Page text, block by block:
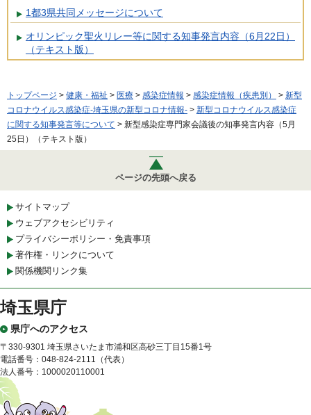
1都3県共同メッセージについて
オリンピック聖火リレー等に関する知事発言内容（6月22日）
（テキスト版）
トップページ > 健康・福祉 > 医療 > 感染症情報 > 感染症情報（疾患別） > 新型
コロナウイルス感染症-埼玉県の新型コロナ情報- > 新型コロナウイルス感染症
に関する知事発言等について > 新型感染症専門家会議後の知事発言内容（5月
25日）（テキスト版）
ページの先頭へ戻る
サイトマップ
ウェブアクセシビリティ
プライバシーポリシー・免責事項
著作権・リンクについて
関係機関リンク集
埼玉県庁
県庁へのアクセス
〒330-9301 埼玉県さいたま市浦和区高砂三丁目15番1号
電話番号：048-824-2111（代表）
法人番号：1000020110001